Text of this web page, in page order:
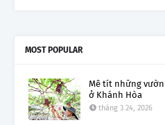
MOST POPULAR
Mê tít những
ở Khánh Hòa
tháng 3 24, 2026